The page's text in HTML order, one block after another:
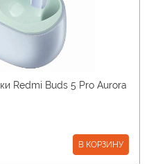
Redmi Buds 5 Pro Aurora
В КОРЗИНУ